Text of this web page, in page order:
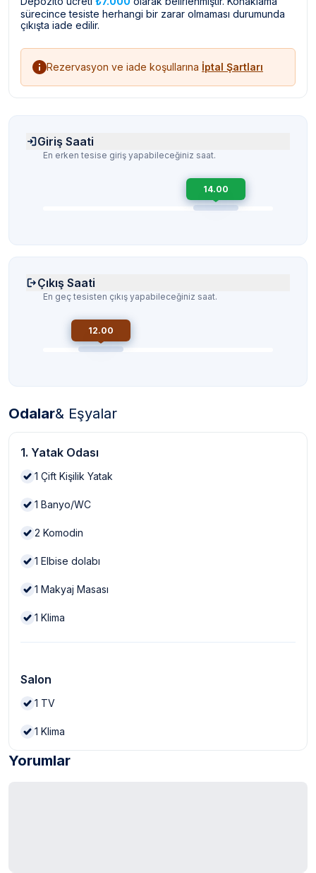
sürecince tesiste herhangi bir zarar olmaması durumunda
çıkışta iade edilir.
Rezervasyon ve iade koşullarına İptal Şartları
Giriş Saati
En erken tesise giriş yapabileceğiniz saat.
14.00
Çıkış Saati
En geç tesisten çıkış yapabileceğiniz saat.
12.00
Odalar& Eşyalar
1. Yatak Odası
1 Çift Kişilik Yatak
1 Banyo/WC
2 Komodin
1 Elbise dolabı
1 Makyaj Masası
1 Klima
Salon
1 TV
1 Klima
Yorumlar